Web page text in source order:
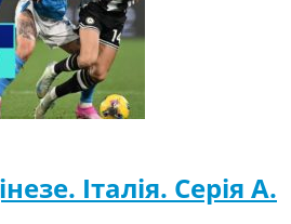
Італія. Серія A.